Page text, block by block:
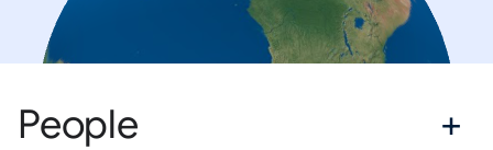
People